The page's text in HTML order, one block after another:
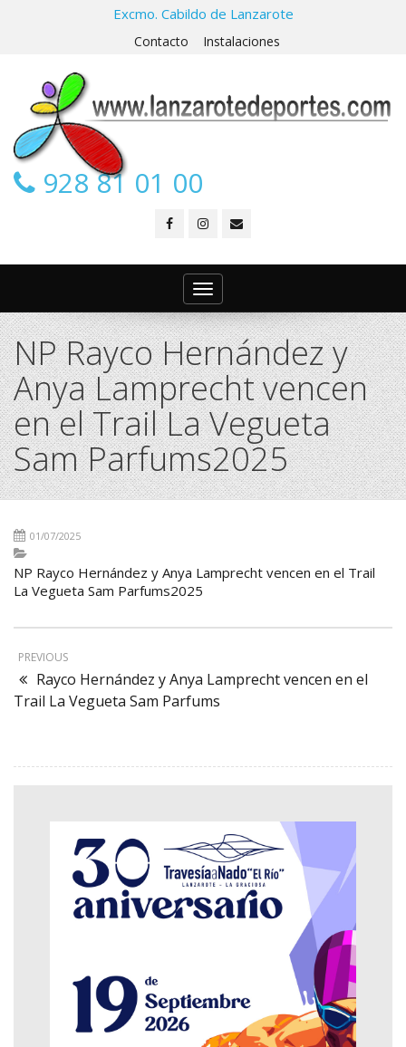
Excmo. Cabildo de Lanzarote
Contacto Instalaciones
928 81 01 00
Toggle
navigation
NP Rayco Hernández y
Anya Lamprecht vencen
en el Trail La Vegueta
Sam Parfums2025
01/07/2025
NP Rayco Hernández y Anya Lamprecht vencen en el Trail
La Vegueta Sam Parfums2025
PREVIOUS
Rayco Hernández y Anya Lamprecht vencen en el
Trail La Vegueta Sam Parfums